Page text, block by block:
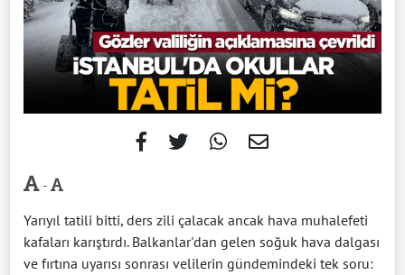
-
Yarıyıl tatili bitti, ders zili çalacak ancak hava muhalefeti
kafaları karıştırdı. Balkanlar'dan gelen soğuk hava dalgası
ve fırtına uyarısı sonrası velilerin gündemindeki tek soru: